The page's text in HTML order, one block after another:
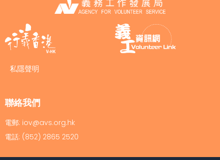
私隱聲明
聯絡我們
電郵: iov@avs.org.hk
電話: (852) 2865 2520